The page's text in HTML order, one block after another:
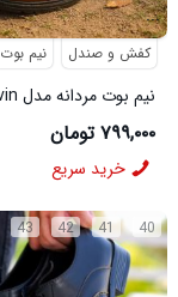
...
کفش و صندل نیم بوت
کد 6426
۷۹۹,۰۰۰ تومان
خرید سریع
40
41
42
43